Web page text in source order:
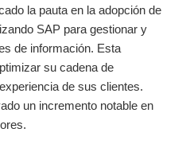
la pauta en la adopción de
SAP para gestionar y
de información. Esta
su cadena de
de sus clientes.
un incremento notable en